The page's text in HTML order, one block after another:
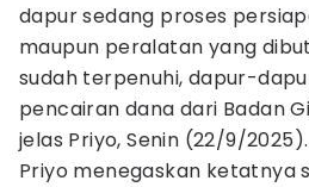
dapur sedang proses
maupun peralatan yang
sudah terpenuhi, dapur-
pencairan dana dari Badan
jelas Priyo, Senin (22/9/2025).
Priyo menegaskan ketatnya